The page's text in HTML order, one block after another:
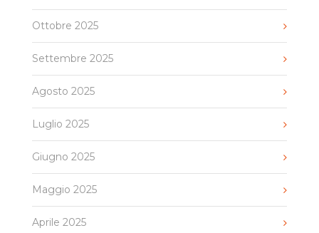
Ottobre 2025
Settembre 2025
Agosto 2025
Luglio 2025
Giugno 2025
Maggio 2025
Aprile 2025